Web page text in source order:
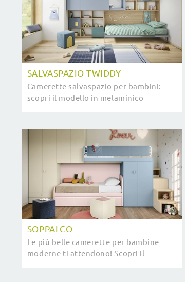
SALVASPAZIO TWIDDY
Camerette salvaspazio per bambini:
scopri il modello in melaminico
SOPPALCO
Le più belle camerette per bambine
moderne ti attendono! Scopri il